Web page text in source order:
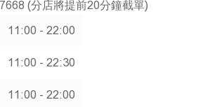
(分店將提前20分鐘截單)
11:00 - 22:00
11:00 - 22:30
11:00 - 22:00
繁體
ENG